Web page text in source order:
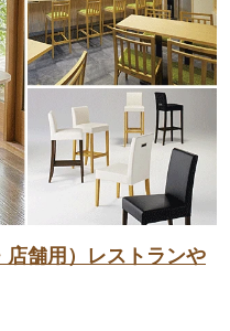
舗用）レストランや